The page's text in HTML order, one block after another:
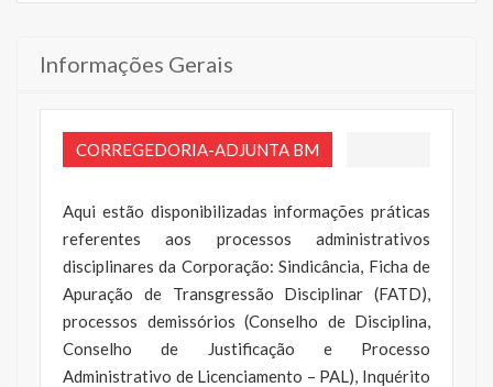
Informações Gerais
CORREGEDORIA-ADJUNTA BM
Aqui estão disponibilizadas informações práticas
referentes aos processos administrativos
disciplinares da Corporação: Sindicância, Ficha de
Apuração de Transgressão Disciplinar (FATD),
processos demissórios (Conselho de Disciplina,
Conselho de Justificação e Processo
Administrativo de Licenciamento – PAL), Inquérito